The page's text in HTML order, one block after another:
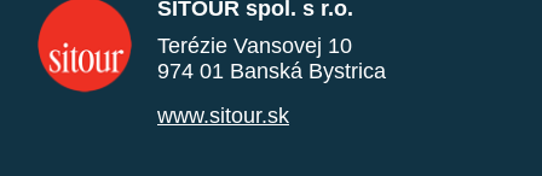
SITOUR spol. s r.o.
Terézie Vansovej 10
974 01 Banská Bystrica
www.sitour.sk